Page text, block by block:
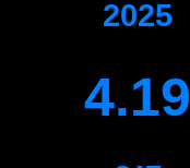
2025
4.19